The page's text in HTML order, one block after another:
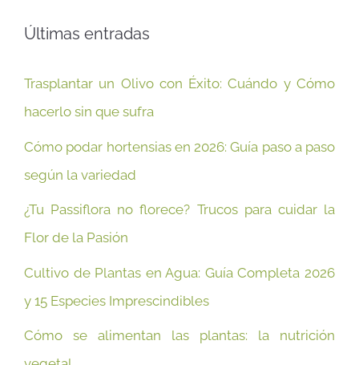
Últimas entradas
Trasplantar un Olivo con Éxito: Cuándo y Cómo
hacerlo sin que sufra
Cómo podar hortensias en 2026: Guía paso a paso
según la variedad
¿Tu Passiflora no florece? Trucos para cuidar la
Flor de la Pasión
Cultivo de Plantas en Agua: Guía Completa 2026
y 15 Especies Imprescindibles
Cómo se alimentan las plantas: la nutrición